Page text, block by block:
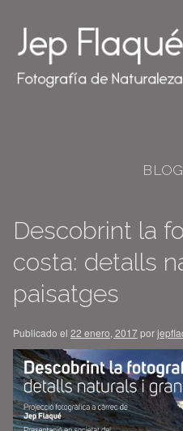
BLOG
Descobrint la
costa: detalls
paisatges
Publicado el 22 enero, 2017por